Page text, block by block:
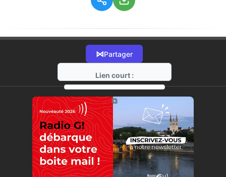
⋈Partager
Lien court :
https://radio-g.fr?11532
⧉